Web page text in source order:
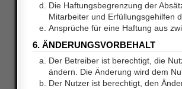
Die Haftungsbegrenzung der
Mitarbeiter und Erfüllungsgehilfen
Ansprüche für eine Haftung aus
6. ÄNDERUNGSVORBEHALT
Der Betreiber ist berechtigt, die
ändern. Die Änderung wird dem
Der Nutzer ist berechtigt, den